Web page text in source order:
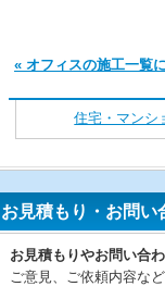
« オフィスの施工一覧
住宅・マンシ
お見積もり・お問い
お見積もりやお問い合
ご意見、ご依頼内容な